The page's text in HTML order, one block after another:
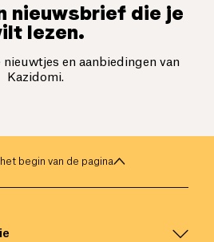
nieuwsbrief die je
lezen.
en aanbiedingen van
Kazidomi.
begin van de pagina